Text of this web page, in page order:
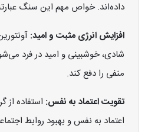
داده‌اند. خواص مهم این سنگ
افزایش انرژی مثبت و امید:
شادی، خوشبینی و امید در فرد
منفی را دفع کند.
تقویت اعتماد به نفس: استفاده از
اعتماد به نفس و بهبود روابط